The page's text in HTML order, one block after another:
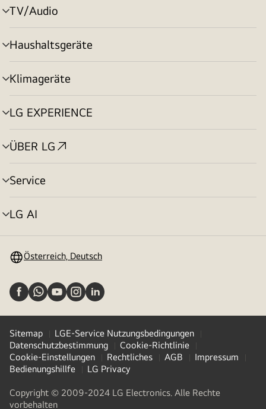
TV/Audio
Menü
umschalten
Haushaltsgeräte
Menü
umschalten
Klimageräte
Menü
umschalten
LG EXPERIENCE
Menü
umschalten
ÜBER LG
Menü
umschalten
Service
Menü
umschalten
LG AI
Menü
Österreich, Deutsch
Sitemap
LGE-Service Nutzungsbedingungen
Datenschutzbestimmung
Cookie-Richtlinie
Cookie-Einstellungen
Rechtliches AGB
Impressum
Bedienungshillfe
LG Privacy
Copyright © 2009-2024 LG Electronics. Alle Rechte
vorbehalten